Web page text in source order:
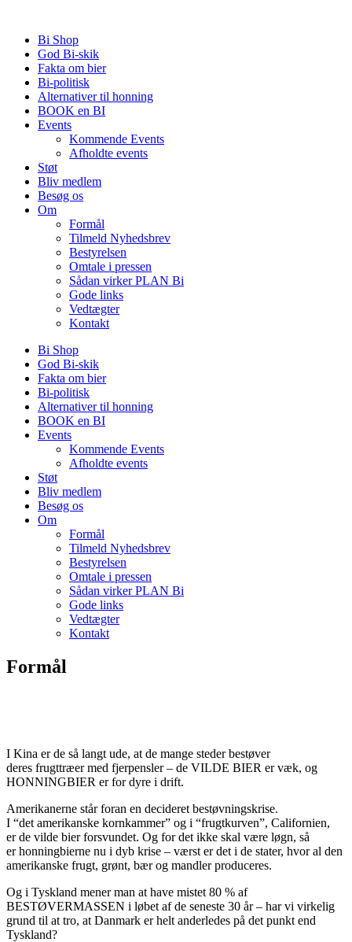
indholdBi Shop
God Bi-skik
Fakta om bier
Bi-politisk
Alternativer til honning
BOOK en BI
Events
Kommende Events
Afholdte events
Støt
Bliv medlem
Besøg os
Om
Formål
Tilmeld Nyhedsbrev
Bestyrelsen
Omtale i pressen
Sådan virker PLAN Bi
Gode links
Vedtægter
Kontakt
Bi Shop
God Bi-skik
Fakta om bier
Bi-politisk
Alternativer til honning
BOOK en BI
Events
Kommende Events
Afholdte events
Støt
Bliv medlem
Besøg os
Om
Formål
Tilmeld Nyhedsbrev
Bestyrelsen
Omtale i pressen
Sådan virker PLAN Bi
Gode links
Vedtægter
Kontakt
Formål
I Kina er de så langt ude, at de mange steder bestøver
deres frugttræer med fjerpensler – de VILDE BIER er væk, og
HONNINGBIER er for dyre i drift.
Amerikanerne står foran en decideret bestøvningskrise.
I “det amerikanske kornkammer” og i “frugtkurven”, Californien,
er de vilde bier forsvundet. Og for det ikke skal være løgn, så
er honningbierne nu i dyb krise – værst er det i de stater, hvor al den
amerikanske frugt, grønt, bær og mandler produceres.
Og i Tyskland mener man at have mistet 80 % af
BESTØVERMASSEN i løbet af de seneste 30 år – har vi virkelig
grund til at tro, at Danmark er helt anderledes på det punkt end
Tyskland?